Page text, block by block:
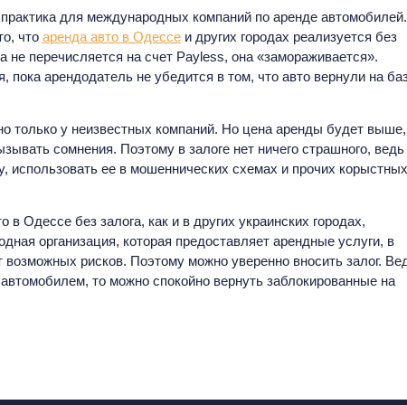
для международных компаний по аренде автомобилей.
что аренда авто в Одессеи других городах реализуется без
перечисляется на счет Payless, она «замораживается».
пока арендодатель не убедится в том, что авто вернули на
только у неизвестных компаний. Но цена аренды будет
сомнения. Поэтому в залоге нет ничего страшного, ведь
использовать ее в мошеннических схемах и прочих корыстных
Одессе без залога, как и в других украинских городах,
организация, которая предоставляет арендные услуги, в
возможных рисков. Поэтому можно уверенно вносить залог.
то можно спокойно вернуть заблокированные на